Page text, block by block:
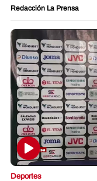
Redacción La Prensa
Deportes